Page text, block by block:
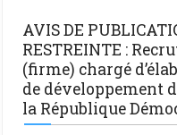
AVIS DE
RESTREINTE :
(firme) chargé
de développement
la République